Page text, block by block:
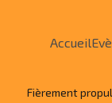
Accueil
Fièrement